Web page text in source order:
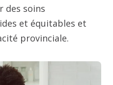
des soins
et équitables et
provinciale.